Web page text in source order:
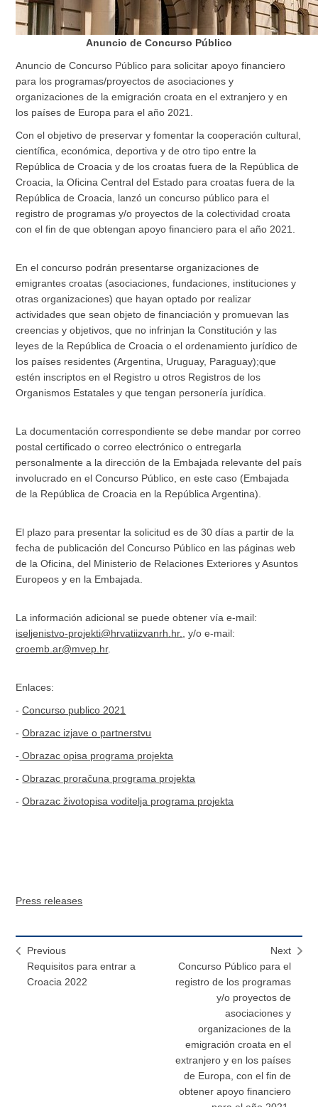
Anuncio de Concurso Público
Anuncio de Concurso Público para solicitar apoyo financiero
para los programas/proyectos de asociaciones y
organizaciones de la emigración croata en el extranjero y en
los países de Europa para el año 2021.
Con el objetivo de preservar y fomentar la cooperación cultural,
científica, económica, deportiva y de otro tipo entre la
República de Croacia y de los croatas fuera de la República de
Croacia, la Oficina Central del Estado para croatas fuera de la
República de Croacia, lanzó un concurso público para el
registro de programas y/o proyectos de la colectividad croata
con el fin de que obtengan apoyo financiero para el año 2021.
En el concurso podrán presentarse organizaciones de
emigrantes croatas (asociaciones, fundaciones, instituciones y
otras organizaciones) que hayan optado por realizar
actividades que sean objeto de financiación y promuevan las
creencias y objetivos, que no infrinjan la Constitución y las
leyes de la República de Croacia o el ordenamiento jurídico de
los países residentes (Argentina, Uruguay, Paraguay);que
estén inscriptos en el Registro u otros Registros de los
Organismos Estatales y que tengan personería jurídica.
La documentación correspondiente se debe mandar por correo
postal certificado o correo electrónico o entregarla
personalmente a la dirección de la Embajada relevante del país
involucrado en el Concurso Público, en este caso (Embajada
de la República de Croacia en la República Argentina).
El plazo para presentar la solicitud es de 30 días a partir de la
fecha de publicación del Concurso Público en las páginas web
de la Oficina, del Ministerio de Relaciones Exteriores y Asuntos
Europeos y en la Embajada.
La información adicional se puede obtener vía e-mail:
iseljenistvo-projekti@hrvatiizvanrh.hr.
, y/o e-mail:
croemb.ar@mvep.hr.
Enlaces:
-Concurso publico 2021
-Obrazac izjave o partnerstvu
- Obrazac opisa programa projekta
-Obrazac proračuna programa projekta
-Obrazac životopisa voditelja programa projekta
Press releases
Previous
Requisitos para entrar a
Croacia 2022
Next
Concurso Público para el
registro de los programas
y/o proyectos de
asociaciones y
organizaciones de la
emigración croata en el
extranjero y en los países
de Europa, con el fin de
obtener apoyo financiero